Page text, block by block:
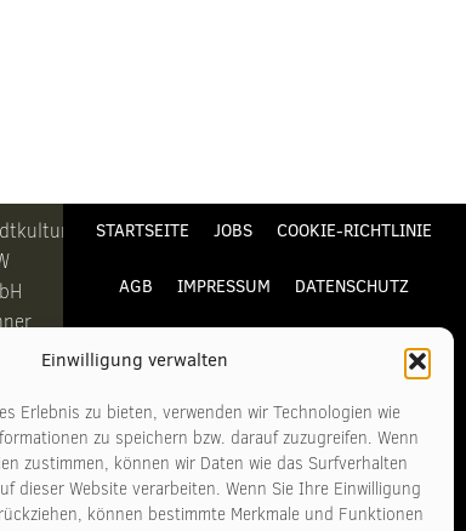
Einwilligung verwalten
Erlebnis zu bieten, verwenden wir Technologien wie
zu speichern bzw. darauf zuzugreifen. Wenn
zustimmen, können wir Daten wie das Surfverhalten
dieser Website verarbeiten. Wenn Sie Ihre Einwilligung
können bestimmte Merkmale und Funktionen
STARTSEITE JOBS COOKIE-RICHTLINIE
AGB IMPRESSUM DATENSCHUTZ